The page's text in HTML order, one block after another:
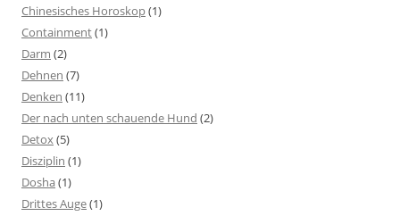
Chinesisches Horoskop(1)
Containment(1)
Darm (2)
Dehnen (7)
Denken (11)
Der nach unten schauende Hund (2)
Detox(5)
Disziplin (1)
Dosha(1)
Drittes Auge(1)